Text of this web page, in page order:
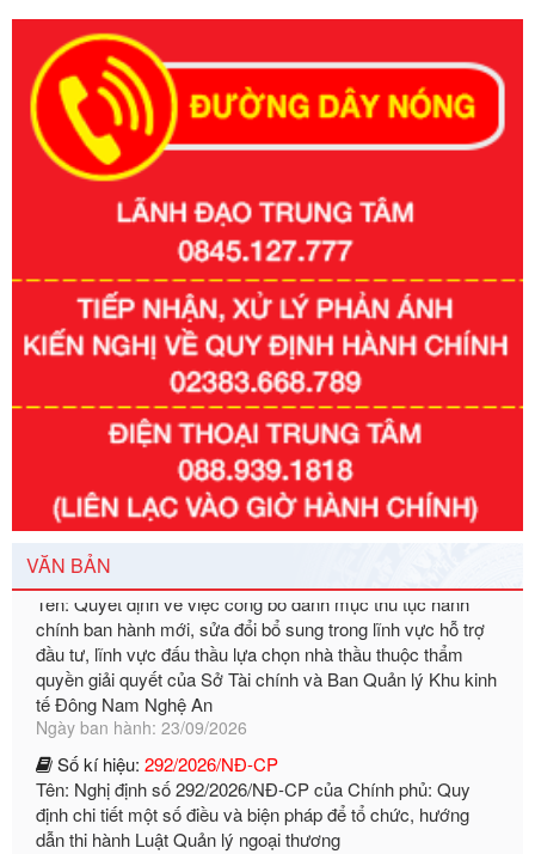
VĂN BẢN
351/2025/NĐ-CP
Tên: Nghị định số 351/2025/NĐ-CP của Chính phủ: Quy
định chuẩn nghèo đa chiều quốc gia giai đoạn 2026 - 2030
Ngày ban hành: 29/12/2026
Số kí hiệu: 3014/QĐ-UBND
Tên: Quyết định về việc công bố danh mục thủ tục hành
đầu tư, lĩnh vực đấu thầu lựa chọn nhà thầu thuộc thẩm
quyền giải quyết của Sở Tài chính và Ban Quản lý Khu kinh
tế Đông Nam Nghệ An
Ngày ban hành: 23/09/2026
Số kí hiệu:292/2026/NĐ-CP
Tên: Nghị định số 292/2026/NĐ-CP của Chính phủ: Quy
định chi tiết một số điều và biện pháp để tổ chức, hướng
dẫn thi hành Luật Quản lý ngoại thương
Ngày ban hành: 21/07/2026
Số kí hiệu:292/2026/NĐ-CP
Tên: Nghị định số 292/2026/NĐ-CP của Chính phủ: Quy